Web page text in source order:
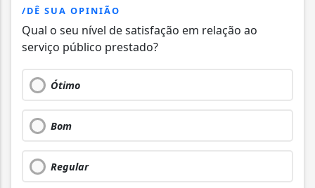
/DÊ SUA OPINIÃO
Qual o seu nível de satisfação em relação ao
serviço público prestado?
Ótimo
Bom
Regular